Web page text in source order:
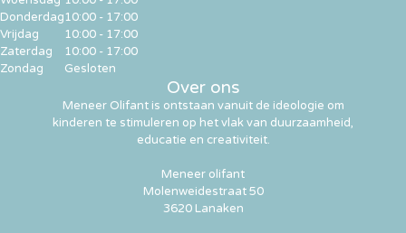
Over ons
Meneer Olifant is ontstaan vanuit de ideologie om
kinderen te stimuleren op het vlak van duurzaamheid,
educatie en creativiteit.
Meneer olifant
Molenweidestraat 50
3620 Lanaken
Donderdag
Vrijdag
Zaterdag
Zondag
10:00 - 17:00
10:00 - 17:00
10:00 - 17:00
Gesloten